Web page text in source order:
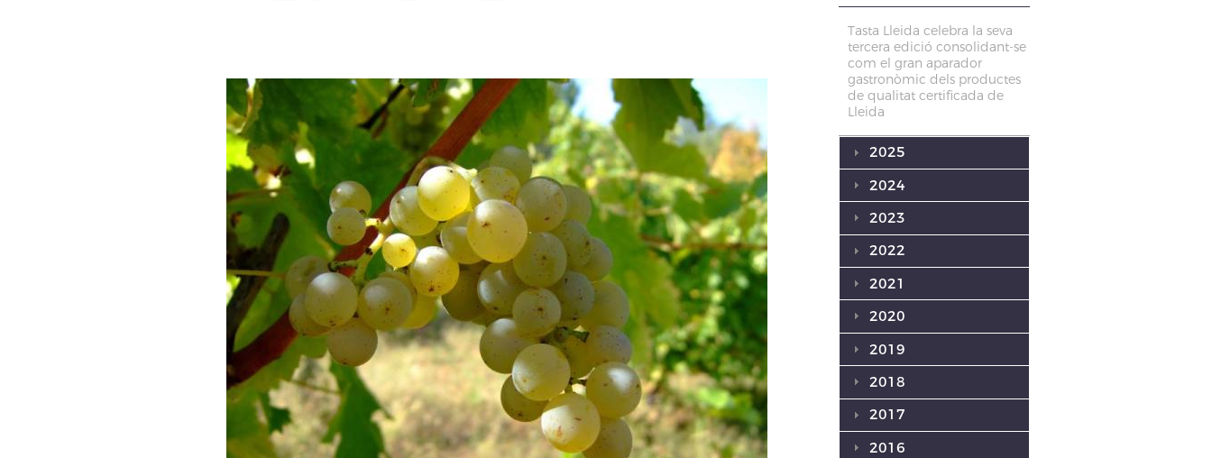
Tasta Lleida celebra la seva
tercera edició consolidant-se
com el gran aparador
gastronòmic dels productes
de qualitat certificada de
Lleida
2025
2024
2023
2022
2021
2020
2019
2018
2017
2016